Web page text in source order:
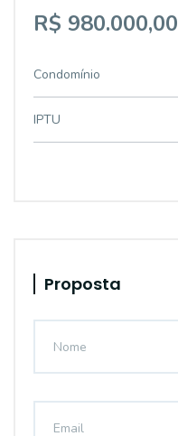
R$ 980.000,00
Condomínio
IPTU
Proposta